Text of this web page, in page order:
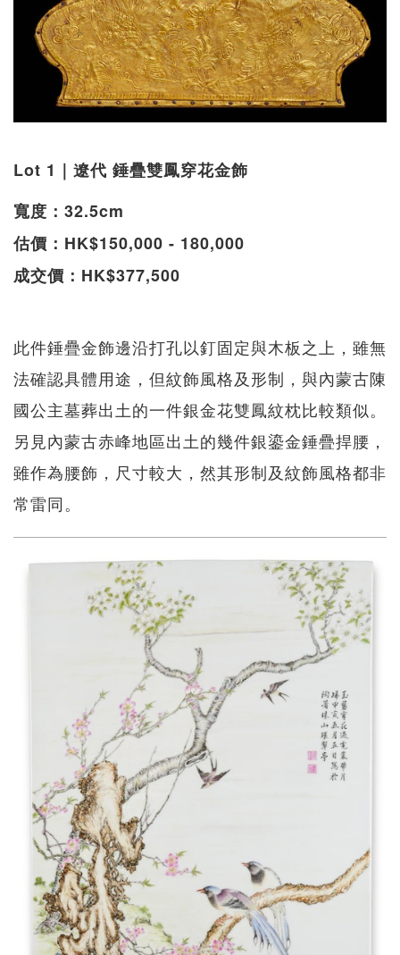
Lot 1｜遼代 錘疊雙鳳穿花金飾
寬度：32.5cm
估價：HK$150,000 - 180,000
成交價：HK$377,500
此件錘疊金飾邊沿打孔以釘固定與木板之上，雖無
法確認具體用途，但紋飾風格及形制，與內蒙古陳
國公主墓葬出土的一件銀金花雙鳳紋枕比較類似。
另見內蒙古赤峰地區出土的幾件銀鎏金錘疊捍腰，
雖作為腰飾，尺寸較大，然其形制及紋飾風格都非
常雷同。